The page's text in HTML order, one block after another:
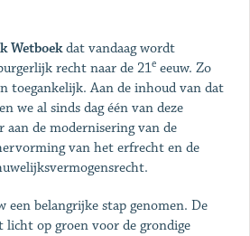
Wetboekdat vandaag wordt
recht naar de 21eeeuw. Zo
toegankelijk. Aan de inhoud van dat
we al sinds dag één van deze
aan de modernisering van de
van het erfrecht en de
een belangrijke stap genomen. De
op groen voor de grondige